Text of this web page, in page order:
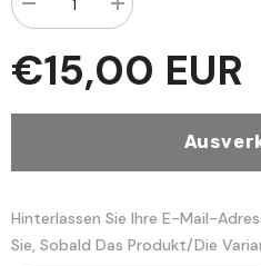
verringern
الكلمات
الشريفة
المنيفة
Kelimatul
Serife
Menge
erhöhen
الكلمات
الشريفة
المنيفة
Kelimatul
Serife
€15,00 EUR
Hinterlassen Sie Ihre E-Mail-
Sie, Sobald Das Produkt/die